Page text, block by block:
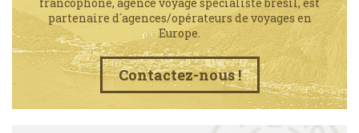
francophone, agence voyage spécialiste brésil, est
partenaire d´agences/opérateurs de voyages en
Europe.
Contactez-nous !